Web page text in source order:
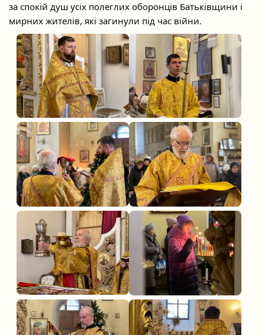
за спокій душ усіх полеглих оборонців Батьківщини і
мирних жителів, які загинули під час війни.